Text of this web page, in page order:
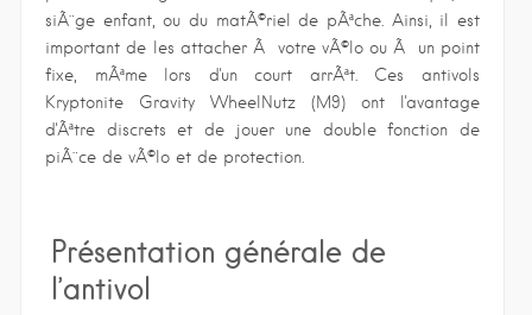
siÃ¨ge enfant, ou du matÃ©riel de pÃªche. Ainsi, il est
important de les attacher Ã votre vÃ©lo ou Ã un point
fixe, mÃªme lors d'un court arrÃªt. Ces antivols
Kryptonite Gravity WheelNutz (M9) ont l'avantage
d'Ãªtre discrets et de jouer une double fonction de
piÃ¨ce de vÃ©lo et de protection.
Présentation générale de
l’antivol